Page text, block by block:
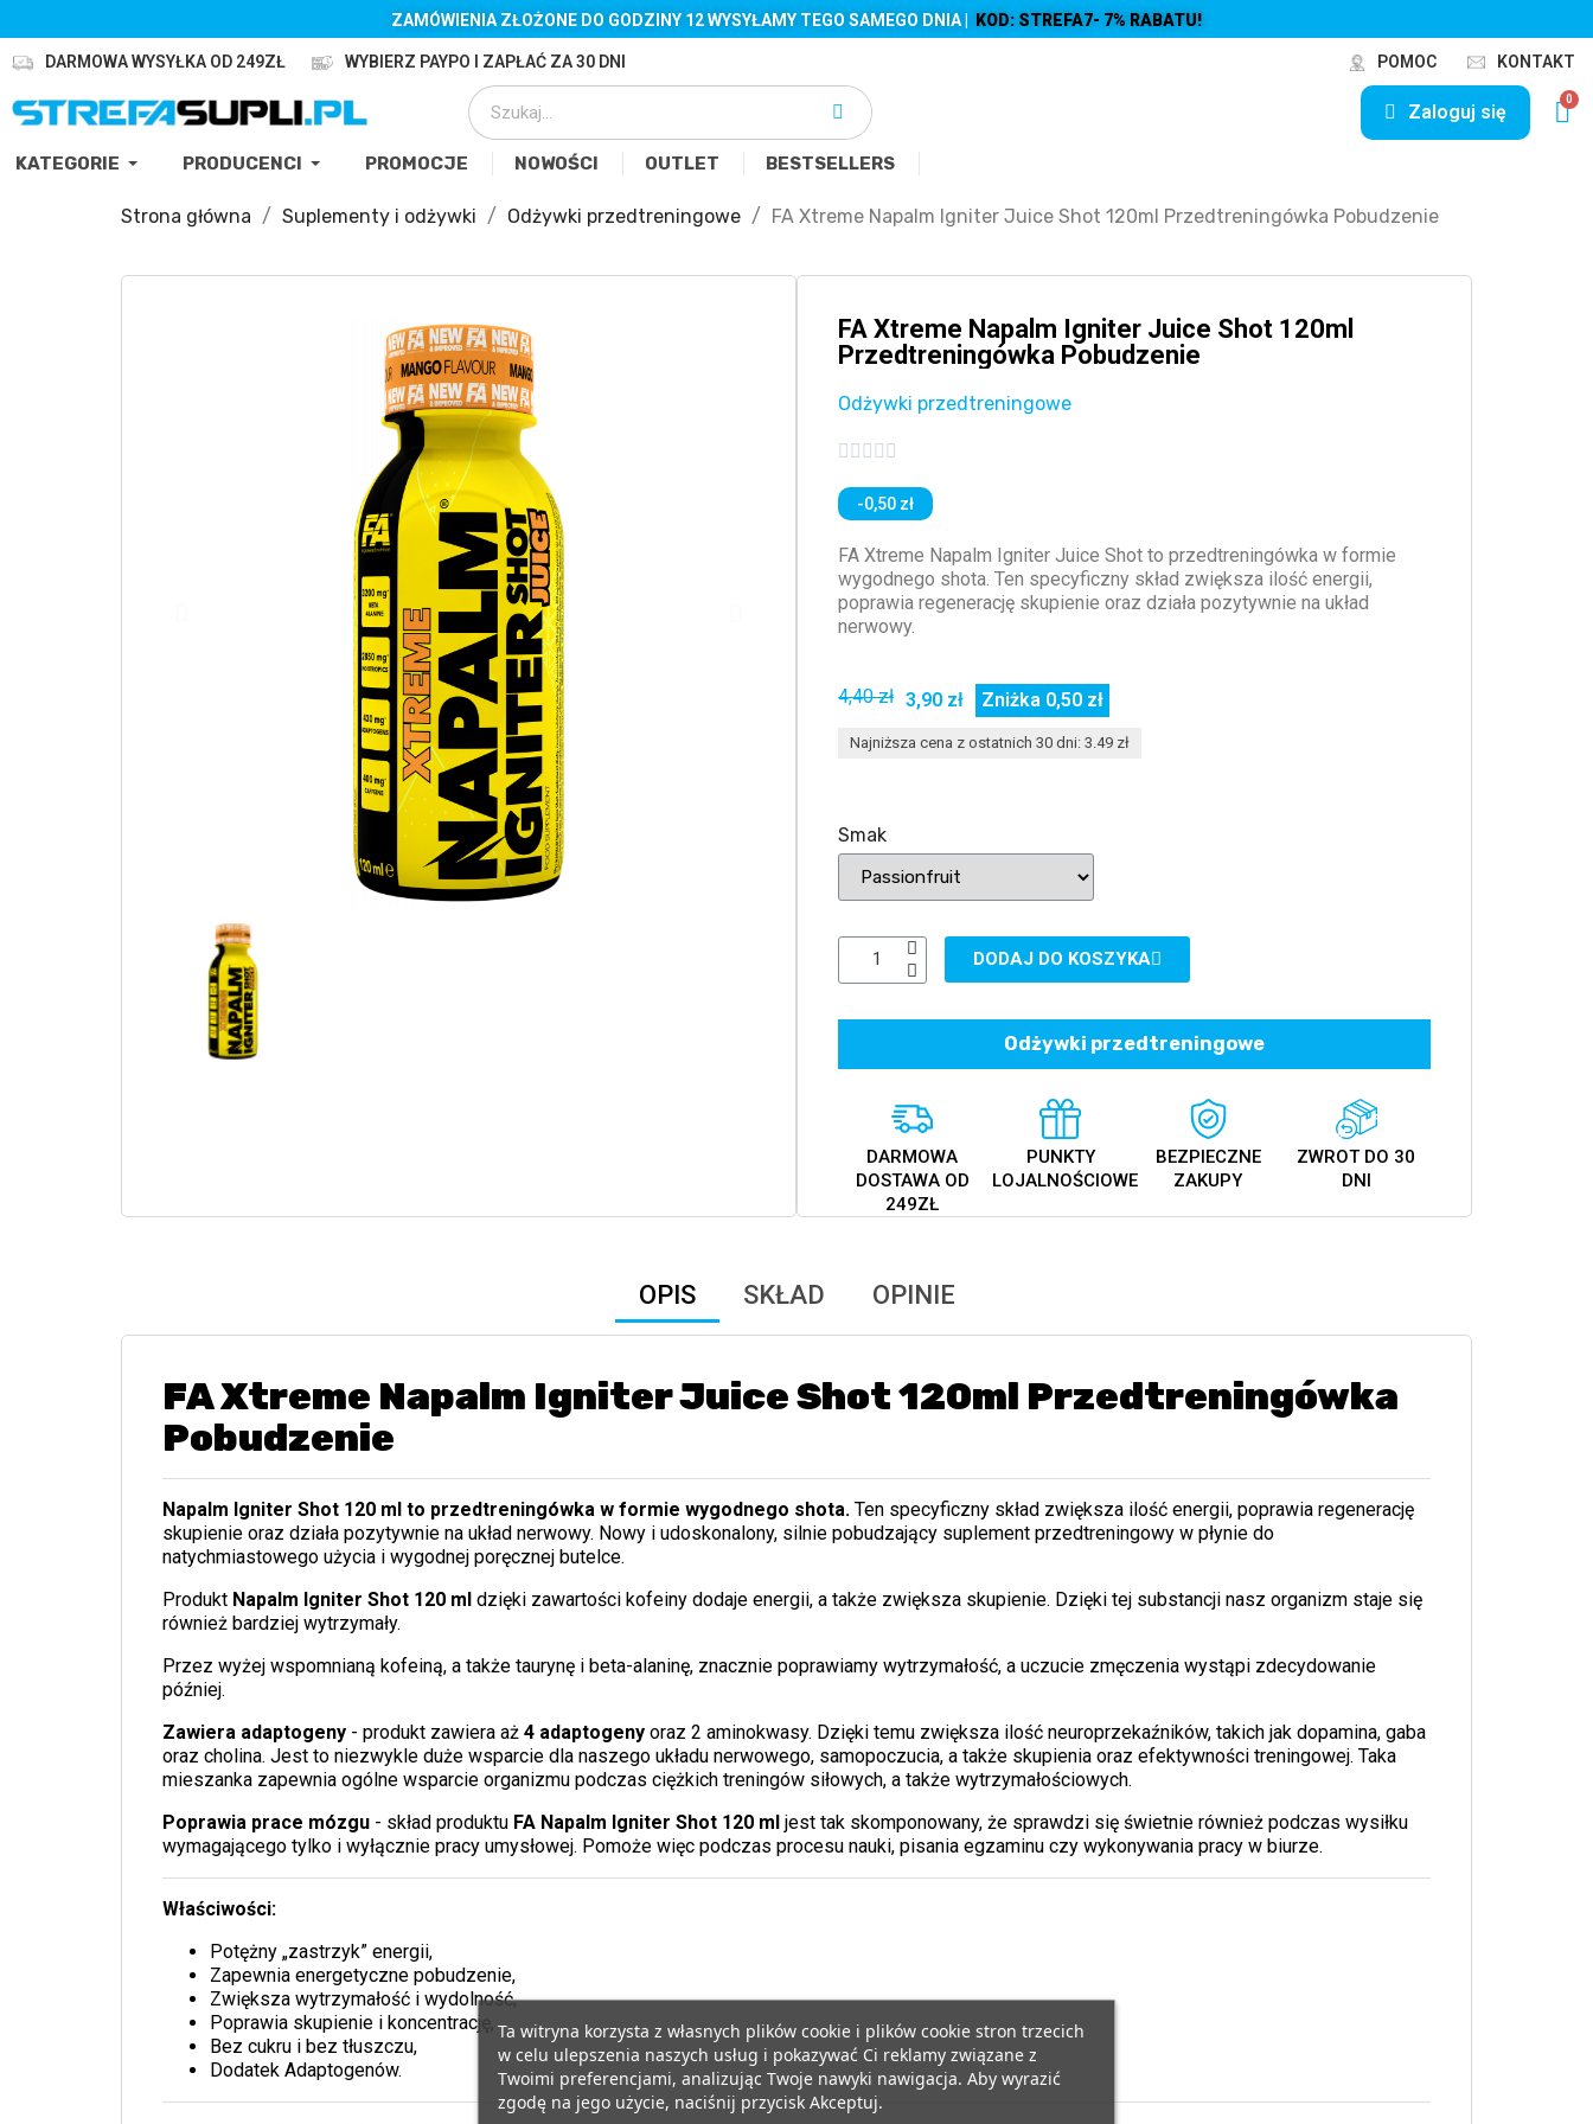
ZAMÓWIENIA ZŁOŻONE DO GODZINY 12 WYSYŁAMY TEGO SAMEGO DNIA | KOD: STREFA7- 7% RABATU!
DARMOWA WYSYŁKA OD 249ZŁ WYBIERZ PAYPO I ZAPŁAĆ ZA 30 DNI POMOC KONTAKT
Zaloguj się
KATEGORIE PRODUCENCI PROMOCJE NOWOŚCI OUTLET BESTSELLERS
Strona główna Suplementy i odżywki Odżywki przedtreningowe FA Xtreme Napalm Igniter Juice Shot 120ml Przedtreningówka Pobudzenie
FA Xtreme Napalm Igniter Juice Shot 120ml
Przedtreningówka Pobudzenie
Odżywki przedtreningowe
    
-0,50 zł
FA Xtreme Napalm Igniter Juice Shot to przedtreningówka w formie
wygodnego shota. Ten specyficzny skład zwiększa ilość energii,
poprawia regenerację skupienie oraz działa pozytywnie na układ
nerwowy.
4,40 zł 3,90 zł Zniżka 0,50 zł
Najniższa cena z ostatnich 30 dni: 3.49 zł
Smak
DODAJ DO KOSZYKA
Odżywki przedtreningowe
DARMOWA
DOSTAWA OD
249ZŁ
PUNKTY
LOJALNOŚCIOWE
BEZPIECZNE
ZAKUPY
ZWROT DO 30
DNI
OPIS SKŁAD OPINIE
FA Xtreme Napalm Igniter Juice Shot 120ml Przedtreningówka
Pobudzenie
Napalm Igniter Shot 120 ml to przedtreningówka w formie wygodnego shota.Ten specyficzny skład zwiększa ilość energii, poprawia regenerację
skupienie oraz działa pozytywnie na układ nerwowy. Nowy i udoskonalony, silnie pobudzający suplement przedtreningowy w płynie do
natychmiastowego użycia i wygodnej poręcznej butelce.
Produkt Napalm Igniter Shot 120 mldzięki zawartości kofeiny dodaje energii, a także zwiększa skupienie. Dzięki tej substancji nasz organizm staje się
również bardziej wytrzymały.
Przez wyżej wspomnianą kofeiną, a także taurynę i beta-alaninę, znacznie poprawiamy wytrzymałość, a uczucie zmęczenia wystąpi zdecydowanie
później.
Zawiera adaptogeny - produkt zawiera aż4 adaptogeny oraz 2 aminokwasy. Dzięki temu zwiększa ilość neuroprzekaźników, takich jak dopamina, gaba
oraz cholina. Jest to niezwykle duże wsparcie dla naszego układu nerwowego, samopoczucia, a także skupienia oraz efektywności treningowej. Taka
mieszanka zapewnia ogólne wsparcie organizmu podczas ciężkich treningów siłowych, a także wytrzymałościowych.
Poprawia prace mózgu - skład produktu FA Napalm Igniter Shot 120 mljest tak skomponowany, że sprawdzi się świetnie również podczas wysiłku
wymagającego tylko i wyłącznie pracy umysłowej. Pomoże więc podczas procesu nauki, pisania egzaminu czy wykonywania pracy w biurze.
Właściwości:
Potężny „zastrzyk” energii,
Zapewnia energetyczne pobudzenie,
Zwiększa wytrzymałość i wydolność,
Poprawia skupienie i koncentrację,
Bez cukru i bez tłuszczu,
Dodatek Adaptogenów.
Ta witryna korzysta z własnych plików cookie i plików cookie stron trzecich
w celu ulepszenia naszych usług i pokazywać Ci reklamy związane z
Twoimi preferencjami, analizując Twoje nawyki nawigacja. Aby wyrazić
zgodę na jego użycie, naciśnij przycisk Akceptuj.